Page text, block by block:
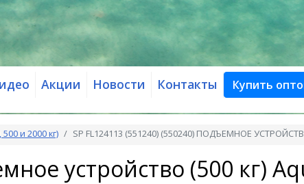
Акции Новости Контакты Купить
и 2000 кг) SP FL124113 (551240) (550240) ПОДЪЕМНОЕ
устройство (500 кг)